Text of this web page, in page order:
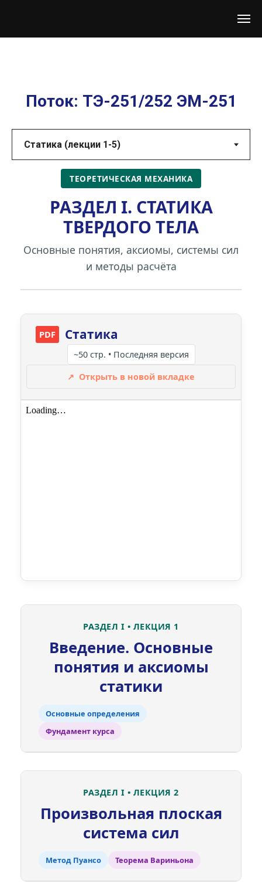
Поток: ТЭ-251/252 ЭМ-251
ТЕОРЕТИЧЕСКАЯ МЕХАНИКА
РАЗДЕЛ I. СТАТИКА
ТВЕРДОГО ТЕЛА
Основные понятия, аксиомы, системы сил
и методы расчёта
PDF Статика
~50 стр. • Последняя версия
↗ Открыть в новой вкладке
РАЗДЕЛ I • ЛЕКЦИЯ 1
Введение. Основные
понятия и аксиомы
статики
Основные определения
Фундамент курса
РАЗДЕЛ I • ЛЕКЦИЯ 2
Произвольная плоская
система сил
Метод Пуансо Теорема Вариньона